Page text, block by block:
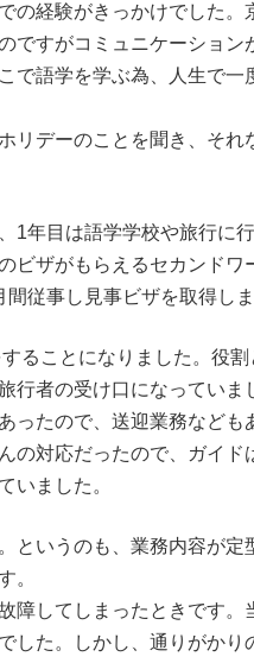
の経験がきっかけでした。
ですがコミュニケーション
で語学を学ぶ為、人生で一
リデーのことを聞き、それ
1年目は語学学校や旅行に
ビザがもらえるセカンドワ
従事し見事ビザを取得しま
ることになりました。役割
行者の受け口になっていま
ったので、送迎業務なども
の対応だったので、ガイド
いました。
というのも、業務内容が定
。
障してしまったときです。
した。しかし、通りがかり